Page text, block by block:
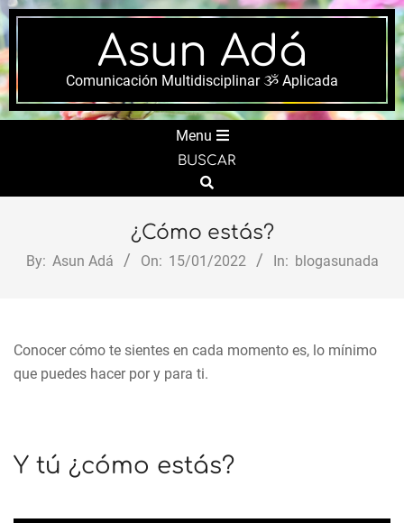
Skip
to
content
Asun Adá
Comunicación Multidisciplinar ૐ Aplicada
Menu
BUSCAR
Search
¿Cómo estás?
By: Asun Adá On: 15/01/2022 In: blogasunada
Conocer cómo te sientes en cada momento es, lo mínimo
que puedes hacer por y para ti.
Y tú ¿cómo estás?